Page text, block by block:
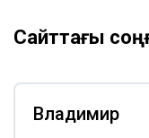
Сайттағы
Владимир